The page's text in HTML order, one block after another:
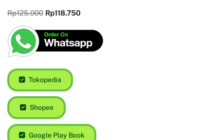
Rp125.000 Rp118.750
Tokopedia
Shopee
Google Play Book